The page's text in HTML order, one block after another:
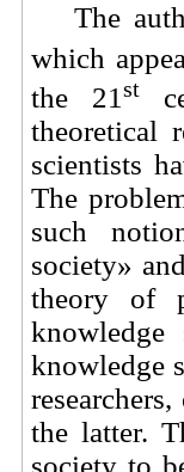
The
which
the 21 st
theoretical
scientists
The
such
society»
theory of
knowledge
the latter.
society to